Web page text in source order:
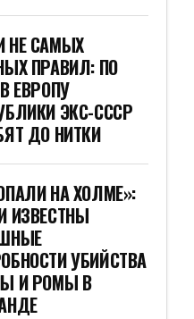
НЕ САМЫХ
ПРАВИЛ: ПО
ЕВРОПУ
ЭКС-СССР
ДО НИТКИ
НА ХОЛМЕ»:
ИЗВЕСТНЫ
УБИЙСТВА
И РОМЫ В